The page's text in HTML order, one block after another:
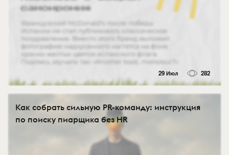
29 Июл 282
Как собрать сильную PR-команду: инструкция
по поиску пиарщика без HR